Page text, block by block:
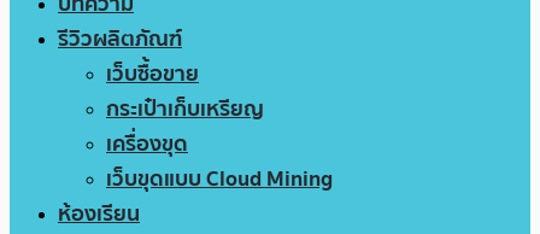
รีวิวผลิตภัณฑ์
เว็บซื้อขาย
กระเป๋าเก็บเหรียญ
เครื่องขุด
เว็บขุดแบบ Cloud Mining
ห้องเรียน